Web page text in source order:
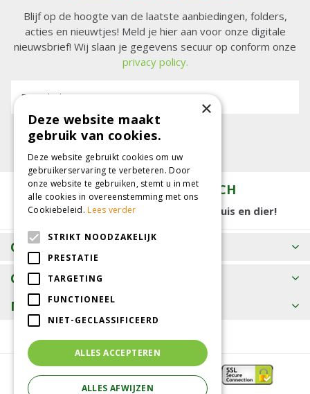
Blijf op de hoogte van de laatste aanbiedingen, folders,
acties en nieuwtjes! Meld je hier aan voor onze digitale
nieuwsbrief! Wij slaan je gegevens secuur op conform onze
privacy policy.
E-mailadres:
TUINCENTRUM KOLBACH
15.000 m2 winkelplezier voor tuin, huis en dier!
OPENINGSTIJDEN
CONTACT
MEER INFORMATIE
×
Deze website maakt
gebruik van cookies.
Deze website gebruikt cookies om uw
gebruikerservaring te verbeteren. Door
onze website te gebruiken, stemt u in met
alle cookies in overeenstemming met ons
Cookiebeleid.Lees verder
STRIKT NOODZAKELIJK
PRESTATIE
TARGETING
FUNCTIONEEL
NIET-GECLASSIFICEERD
ALLES ACCEPTEREN
ALLES AFWIJZEN